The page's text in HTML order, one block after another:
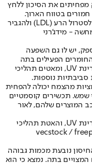
מפחיתים את הסיכון ללחץ
חמורים בטווח הארוך.
שתיית תה ירוק עוזרת להוריד את רמות הכולסטרול הרע (LDL) ולהגביר
יש לו גם השפעה
הפעילים בתה
הירוק מסייעים בהגנה על העור מפני נזקי קרינת UV, ומאטים תהליכי
נוספות.
מהצמח יכולה להפחית
שמש. תכשירים קוסמטיים
המוצרים שלהם, לאור
תה ירוק מסייע בהגנה על העור מפני נזקי קרינת UV, והאטת תהליכי
נובעת מכמות גבוהה
המצויים בתה. נמצא כי הוא